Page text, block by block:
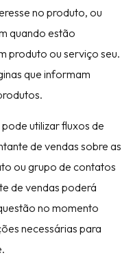
no produto, ou
quando estão
produto ou serviço seu.
que informam
utilizar fluxos de
de vendas sobre as
ou grupo de contatos
de vendas poderá
no momento
necessárias para